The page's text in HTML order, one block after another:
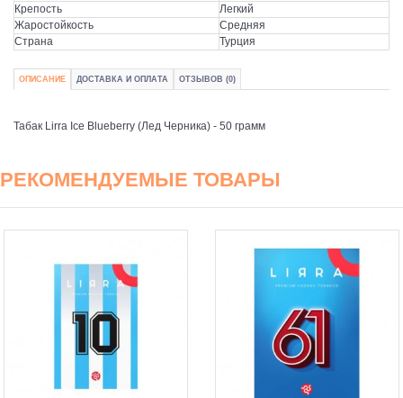
Крепость
Легкий
Жаростойкость
Средняя
Страна
Турция
ОПИСАНИЕ ДОСТАВКА И ОПЛАТА ОТЗЫВОВ (0)
Табак Lirra Ice Blueberry (Лед Черника) - 50 грамм
РЕКОМЕНДУЕМЫЕ ТОВАРЫ